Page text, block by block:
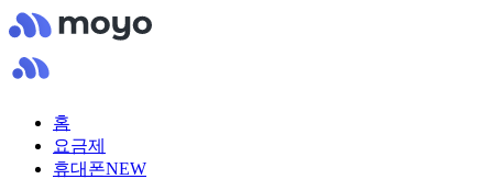
홈
요금제
휴대폰NEW